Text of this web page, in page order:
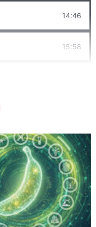
con IA: Realtime14:46
con IA ✨ 10 Mejores
15:58
IA ✨ Creativos y Realistas
para mejorar tus10:58
IA - Animar Imágenes con
5:49
IA 🤯 Magnific AI18:50